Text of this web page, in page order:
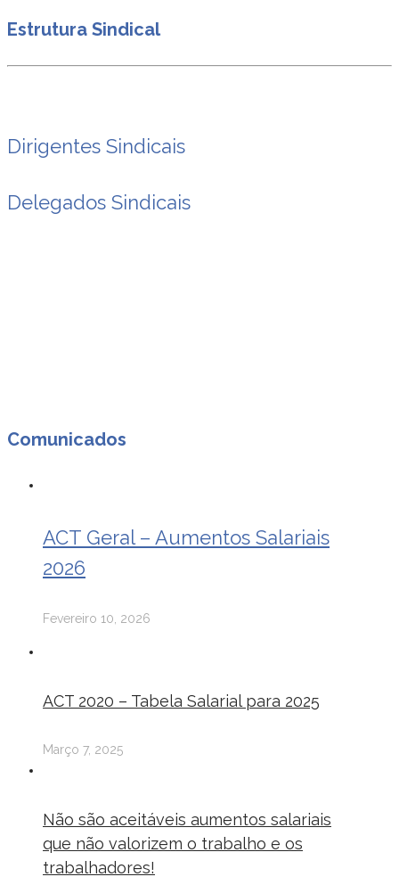
Estrutura Sindical
Dirigentes Sindicais
Delegados Sindicais
Comunicados
ACT Geral – Aumentos Salariais
2026
Fevereiro 10, 2026
ACT 2020 – Tabela Salarial para 2025
Março 7, 2025
Não são aceitáveis aumentos salariais
que não valorizem o trabalho e os
trabalhadores!